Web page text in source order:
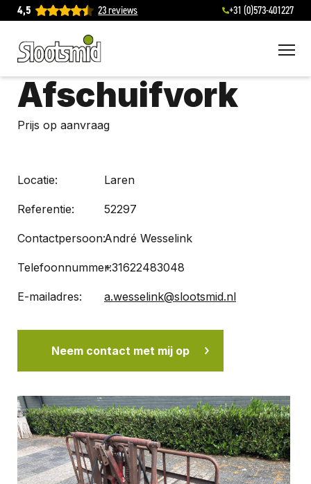
4,5 23 reviews +31 (0)573-401227
Afschuifvork
Prijs op aanvraag
Locatie: Laren
Referentie: 52297
Contactpersoon:André Wesselink
Telefoonnummer:+31622483048
E-mailadres: a.wesselink@slootsmid.nl
Neem contact met mij op